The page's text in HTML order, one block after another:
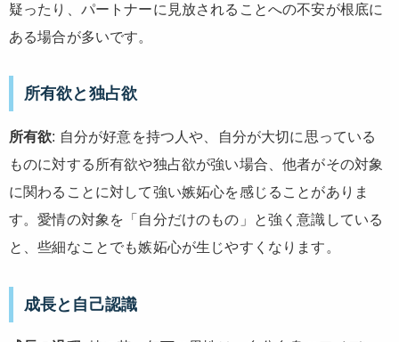
疑ったり、パートナーに見放されることへの不安が根底に
ある場合が多いです。
所有欲と独占欲
所有欲: 自分が好意を持つ人や、自分が大切に思っている
ものに対する所有欲や独占欲が強い場合、他者がその対象
に関わることに対して強い嫉妬心を感じることがありま
す。愛情の対象を「自分だけのもの」と強く意識している
と、些細なことでも嫉妬心が生じやすくなります。
成長と自己認識